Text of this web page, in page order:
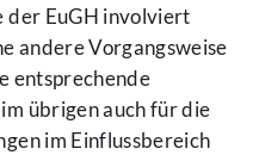
der EuGH involviert
andere Vorgangsweise
entsprechende
übrigen auch für die
im Einflussbereich